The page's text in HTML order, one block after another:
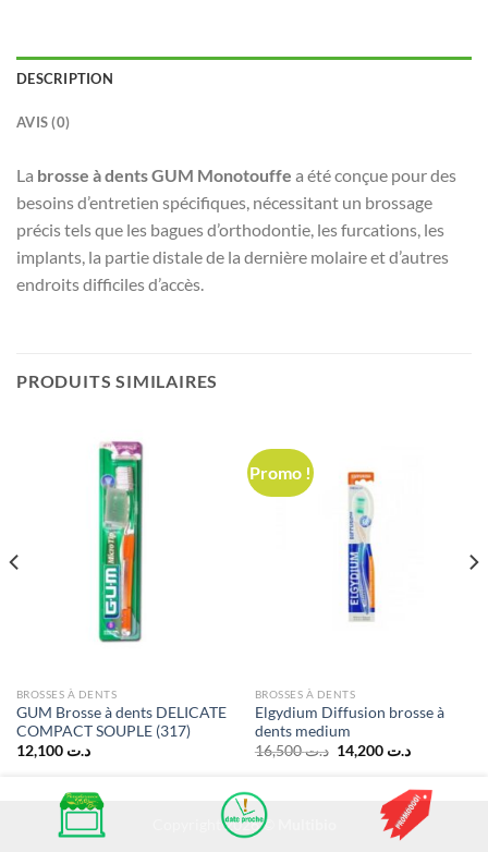
DESCRIPTION
AVIS (0)
La brosse à dents GUM Monotouffe a été conçue pour des
besoins d’entretien spécifiques, nécessitant un brossage
précis tels que les bagues d’orthodontie, les furcations, les
implants, la partie distale de la dernière molaire et d’autres
endroits difficiles d’accès.
PRODUITS SIMILAIRES
BROSSES À DENTS
GUM Brosse à dents DELICATE
COMPACT SOUPLE (317)
د.ت 12,100
Promo !
BROSSES À DENTS
Elgydium Diffusion brosse à
dents medium
د.ت16,500
Le
prix
د.ت 16,500.
د.ت 14,200
Le
est :
Copyright 2026 ©